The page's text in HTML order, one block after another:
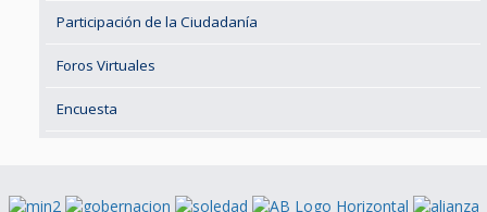
Participación de la Ciudadanía
Foros Virtuales
Encuesta